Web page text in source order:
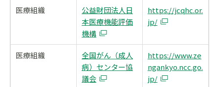
医療組織
公益財団法人日
本医療機能評価
機構
https://jcqhc.or.
jp/
医療組織
全国がん（成人
病）センター協
議会
https://www.ze
ngankyo.ncc.go.
jp/